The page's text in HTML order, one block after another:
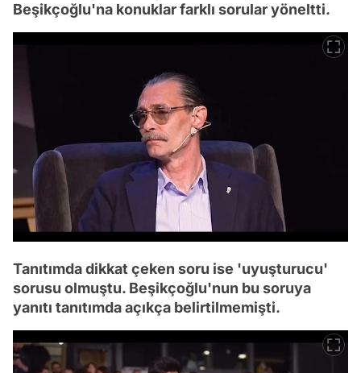
Beşikçoğlu'na konuklar farklı sorular yöneltti.
Tanıtımda dikkat çeken soru ise 'uyuşturucu'
sorusu olmuştu. Beşikçoğlu'nun bu soruya
yanıtı tanıtımda açıkça belirtilmemişti.